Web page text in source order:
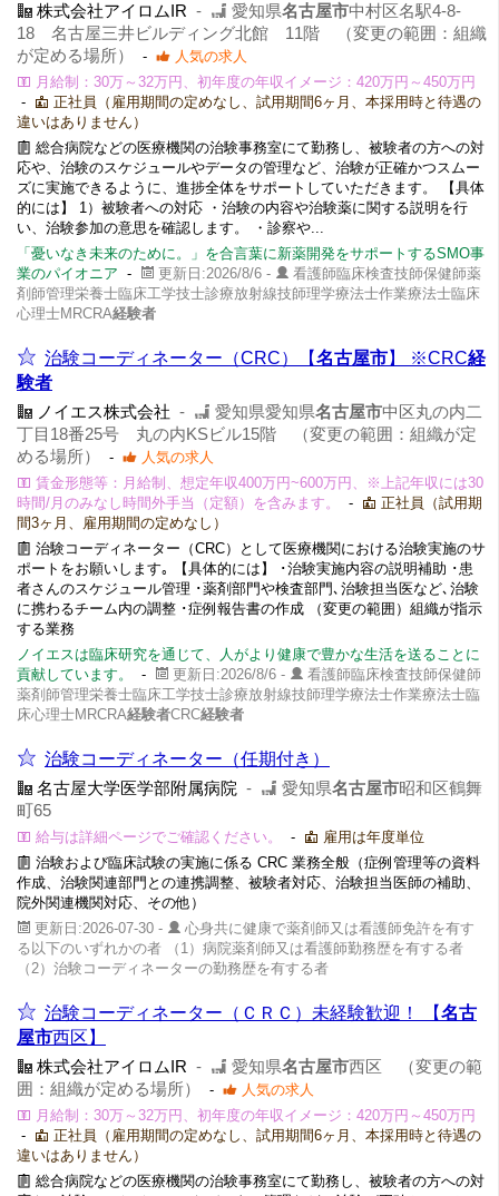
株式会社アイロムIR - 愛知県名古屋市中村区名駅4-8-
18 名古屋三井ビルディング北館 11階 （変更の範囲：組織
が定める場所）
-
人気の求人
月給制：30万～32万円、初年度の年収イメージ：420万円～450万円
-
正社員（雇用期間の定めなし、試用期間6ヶ月、本採用時と待遇の
違いはありません）
総合病院などの医療機関の治験事務室にて勤務し、被験者の方への対
応や、治験のスケジュールやデータの管理など、治験が正確かつスムー
ズに実施できるように、進捗全体をサポートしていただきます。 【具体
的には】 1）被験者への対応 ・治験の内容や治験薬に関する説明を行
い、治験参加の意思を確認します。 ・診察や...
「憂いなき未来のために。」を合言葉に新薬開発をサポートするSMO事
業のパイオニア - 更新日:2026/8/6 -
看護師臨床検査技師保健師薬
剤師管理栄養士臨床工学技士診療放射線技師理学療法士作業療法士臨床
心理士MRCRA経験者
治験コーディネーター（CRC）【名古屋市】 ※CRC経
験者
ノイエス株式会社 - 愛知県愛知県名古屋市中区丸の内二
丁目18番25号 丸の内KSビル15階 （変更の範囲：組織が定
める場所）
-
人気の求人
賃金形態等：月給制、想定年収400万円~600万円、※上記年収には30
時間/月のみなし時間外手当（定額）を含みます。
-
正社員（試用期
間3ヶ月、雇用期間の定めなし）
治験コーディネーター（CRC）として医療機関における治験実施のサ
ポートをお願いします｡ 【具体的には】 ･治験実施内容の説明補助 ･患
者さんのスケジュール管理 ･薬剤部門や検査部門､治験担当医など､治験
に携わるチーム内の調整 ･症例報告書の作成 （変更の範囲）組織が指示
する業務
ノイエスは臨床研究を通じて、人がより健康で豊かな生活を送ることに
貢献しています。
- 更新日:2026/8/6 -
看護師臨床検査技師保健師
薬剤師管理栄養士臨床工学技士診療放射線技師理学療法士作業療法士臨
床心理士MRCRA経験者CRC経験者
治験コーディネーター（任期付き）
名古屋大学医学部附属病院 - 愛知県名古屋市昭和区鶴舞
町65
給与は詳細ページでご確認ください。 -
雇用は年度単位
治験および臨床試験の実施に係る CRC 業務全般（症例管理等の資料
作成、治験関連部門との連携調整、被験者対応、治験担当医師の補助、
院外関連機関対応、その他）
更新日:2026-07-30 -
心身共に健康で薬剤師又は看護師免許を有す
る以下のいずれかの者 （1）病院薬剤師又は看護師勤務歴を有する者
（2）治験コーディネーターの勤務歴を有する者
治験コーディネーター（ＣＲＣ）未経験歓迎！ 【名古
屋市西区】
株式会社アイロムIR - 愛知県名古屋市西区 （変更の範
囲：組織が定める場所）
-
人気の求人
月給制：30万～32万円、初年度の年収イメージ：420万円～450万円
-
正社員（雇用期間の定めなし、試用期間6ヶ月、本採用時と待遇の
違いはありません）
総合病院などの医療機関の治験事務室にて勤務し、被験者の方への対